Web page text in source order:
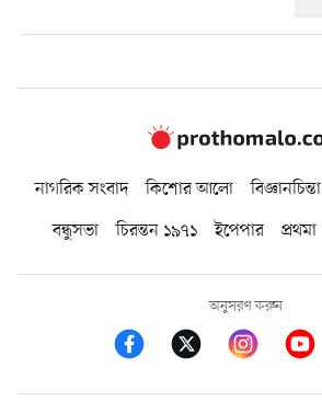
নাগরিক সংবাদ কিশোর আলো বিজ্ঞানচিন্তা
বন্ধুসভা
চিরন্তন ১৯৭১ ইপেপার প্রথমা
অনুসরণ করুন